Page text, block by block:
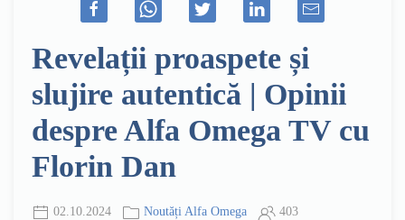
Revelații proaspete și
slujire autentică | Opinii
despre Alfa Omega TV cu
Florin Dan
02.10.2024 Noutăți Alfa Omega 403